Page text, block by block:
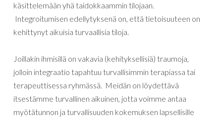
käsittelemään yhä taidokkaammin tilojaan.
Integroitumisen edellytyksenä on, että tietoisuuteen on
kehittynyt aikuisia turvaallisia tiloja.
Joillakin ihmisillä on vakavia (kehityksellisiä) traumoja,
jolloin integraatio tapahtuu turvallisimmin terapiassa tai
terapeuttisessa ryhmässä. Meidän on löydettävä
itsestämme turvallinen aikuinen, jotta voimme antaa
myötätunnon ja turvallisuuden kokemuksen lapsellisille